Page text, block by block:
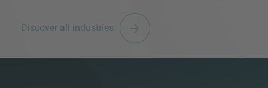
Discover all industries